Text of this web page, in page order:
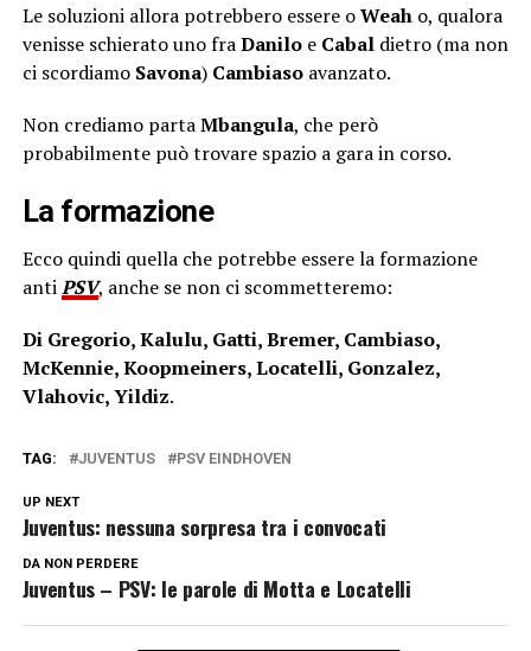
Le soluzioni allora potrebbero essere oWeaho, qualora
venisse schierato uno fraDaniloe Cabaldietro (ma non
ci scordiamo Savona) Cambiasoavanzato.
Non crediamo partaMbangula, che però
probabilmente può trovare spazio a gara in corso.
La formazione
Ecco quindi quella che potrebbe essere la formazione
antiPSV, anche se non ci scommetteremo:
Di Gregorio, Kalulu, Gatti, Bremer, Cambiaso,
McKennie, Koopmeiners, Locatelli, Gonzalez,
Vlahovic, Yildiz.
TAG: JUVENTUS PSV EINDHOVEN
UP NEXT
Juventus: nessuna sorpresa tra i convocati
DA NON PERDERE
Juventus – PSV: le parole di Motta e Locatelli